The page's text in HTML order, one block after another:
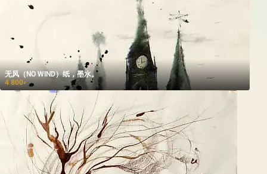
无风（NO WIND）纸，墨水。
4 800₽